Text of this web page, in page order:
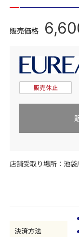
販売価格
店舗受取り場所： 池袋
決済方法